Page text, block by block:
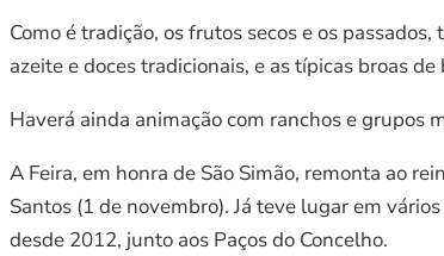
Como é tradição, os frutos secos e os
azeite e doces tradicionais, e as típicas broas
Haverá ainda animação com ranchos e grupos
A Feira, em honra de São Simão, remonta ao
Santos (1 de novembro). Já teve lugar em
desde 2012, junto aos Paços do Concelho.